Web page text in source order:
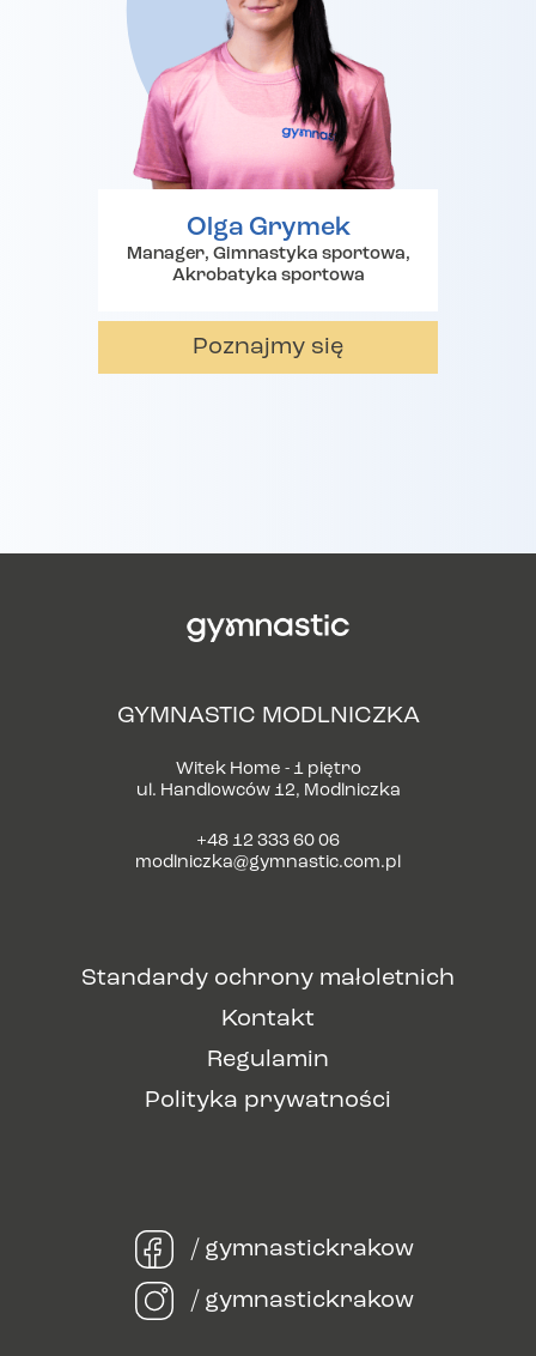
Olga Grymek
Manager, Gimnastyka sportowa,
Akrobatyka sportowa
Poznajmy się
GYMNASTIC MODLNICZKA
Witek Home - 1 piętro
ul. Handlowców 12, Modlniczka
+48 12 333 60 06
modlniczka@gymnastic.com.pl
Standardy ochrony małoletnich
Kontakt
Regulamin
Polityka prywatności
/ gymnastickrakow
/ gymnastickrakow